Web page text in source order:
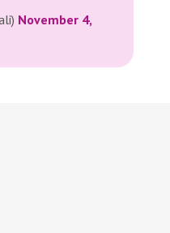
November 4,